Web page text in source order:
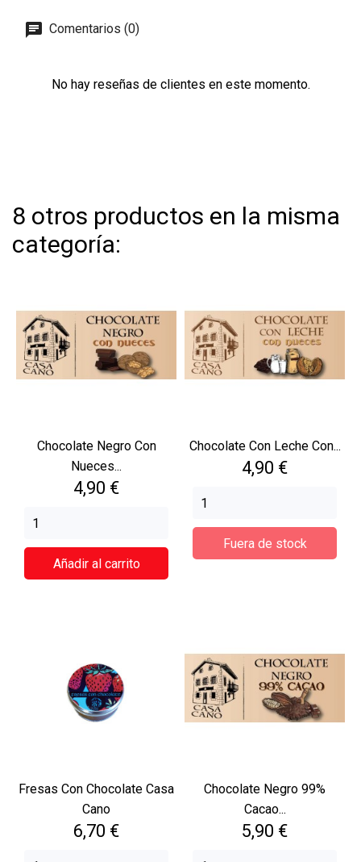
Comentarios (0)
No hay reseñas de clientes en este momento.
8 otros productos en la misma
categoría:
Chocolate Negro Con
Nueces...
Precio
4,90 €
Añadir al carrito
Chocolate Con Leche Con...
Precio
4,90 €
Fuera de stock
Fresas Con Chocolate Casa
Cano
Precio
6,70 €
Chocolate Negro 99%
Cacao...
Precio
5,90 €